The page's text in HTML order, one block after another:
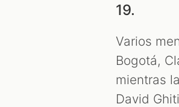
19.
Varios
Bogotá,
mientras
David